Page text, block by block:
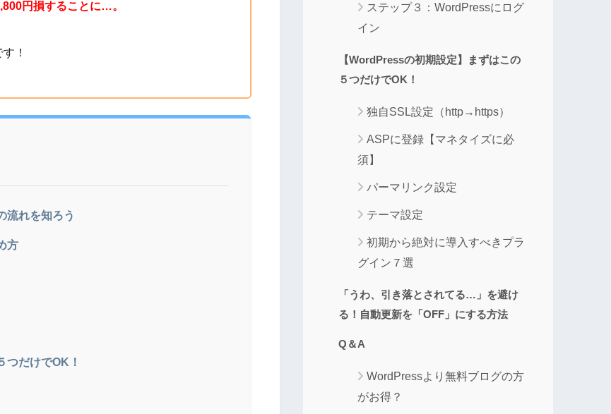
円損することに…。
！
流れを知ろう
方
つだけでOK！
ステップ３：WordPressにログ
イン
【WordPressの初期設定】まずはこの
５つだけでOK！
独自SSL設定（http→https）
ASPに登録【マネタイズに必
須】
パーマリンク設定
テーマ設定
初期から絶対に導入すべきプラ
グイン７選
「うわ、引き落とされてる…」を避け
る！自動更新を「OFF」にする方法
Q＆A
WordPressより無料ブログの方
がお得？